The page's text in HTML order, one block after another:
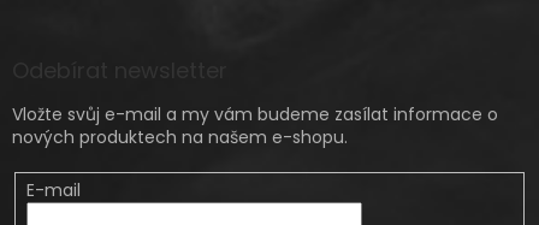
Vložte svůj e-mail a my vám budeme zasílat informace o
nových produktech na našem e-shopu.
E-mail